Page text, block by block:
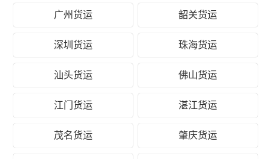
广州货运 韶关货运
深圳货运 珠海货运
汕头货运 佛山货运
江门货运 湛江货运
茂名货运 肇庆货运